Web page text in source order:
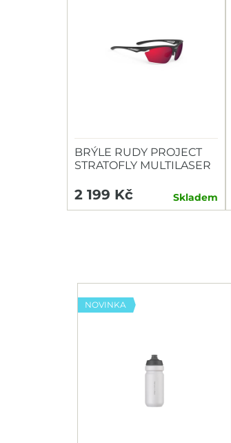
BRÝLE RUDY PROJECT
STRATOFLY MULTILASER
2 199 Kč Skladem
NOVINKA